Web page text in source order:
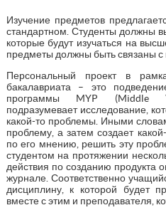
Изучение предметов
стандартном. Студенты должны
которые будут изучаться на
предметы должны быть связаны с
Персональный проект в
бакалавриата – это
программы MYP (Middle
подразумевает исследование,
какой-то проблемы. Иными
проблему, а затем создает
по его мнению, решить эту
студентом на протяжении
действия по созданию продукта
журнале. Соответственно
дисциплину, к которой будет
вместе с этим и преподавателя,